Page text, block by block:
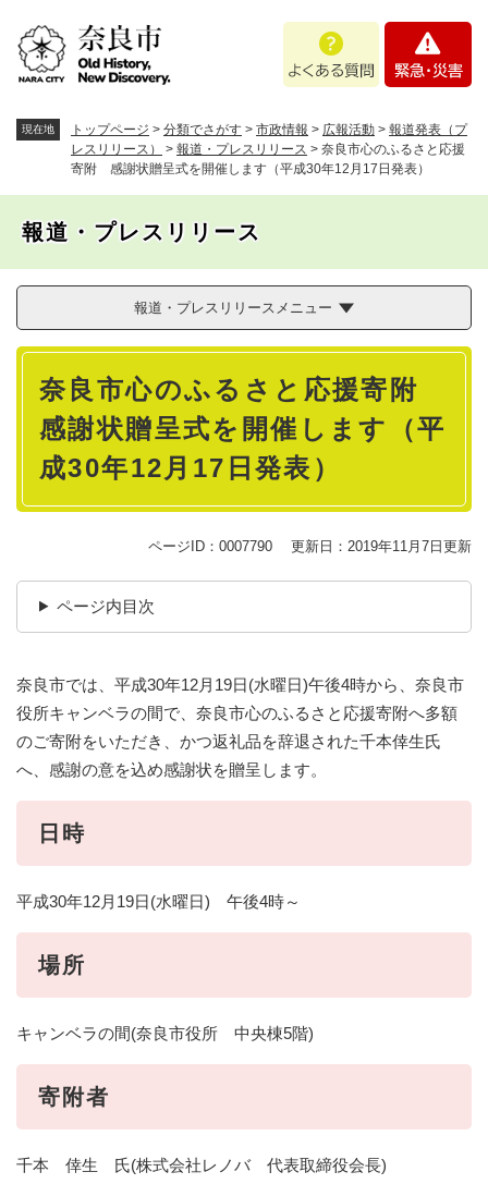
。
あ
問
・
現在地 トップページ > 分類でさがす > 市政情報 > 広報活動 > 報道発表（プ
レスリリース）
> 報道・プレスリリース > 奈良市心のふるさと応援
寄附 感謝状贈呈式を開催します（平成30年12月17日発表）
報道・プレスリリース
報道・プレスリリースメニュー
本
奈良市心のふるさと応援寄附
感謝状贈呈式を開催します（平
成30年12月17日発表）
ページID：0007790 更新日：2019年11月7日更新
ページ内目次
奈良市では、平成30年12月19日(水曜日)午後4時から、奈良市
役所キャンベラの間で、奈良市心のふるさと応援寄附へ多額
のご寄附をいただき、かつ返礼品を辞退された千本倖生氏
へ、感謝の意を込め感謝状を贈呈します。
日時
平成30年12月19日(水曜日) 午後4時～
場所
キャンベラの間(奈良市役所 中央棟5階)
寄附者
千本 倖生 氏(株式会社レノバ 代表取締役会長)